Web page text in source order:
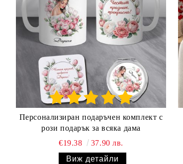
Персонализиран подаръчен комплект с
рози подарък за всяка дама
€19.38
37.90 лв.
Виж детайли